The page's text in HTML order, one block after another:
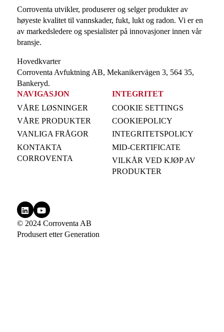
Corroventa utvikler, produserer og selger produkter av
høyeste kvalitet til vannskader, fukt, lukt og radon. Vi er en
av markedsledere og spesialister på innovasjoner innen vår
bransje.
Hovedkvarter
Corroventa Avfuktning AB, Mekanikervägen 3, 564 35,
Bankeryd.
NAVIGASJON
VÅRE LØSNINGER
VÅRE PRODUKTER
VANLIGA FRÅGOR
KONTAKTA
CORROVENTA
INTEGRITET
COOKIE SETTINGS
COOKIEPOLICY
INTEGRITETSPOLICY
MID-CERTIFICATE
VILKÅR VED KJØP AV
PRODUKTER
© 2024 Corroventa AB
Produsert etterGeneration